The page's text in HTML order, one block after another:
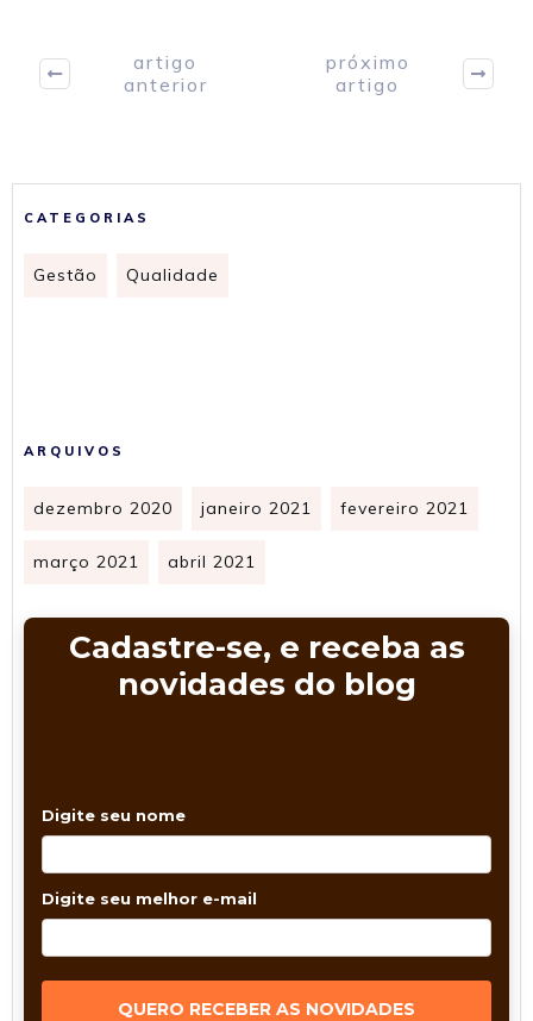
artigo
anterior
próximo
artigo
CATEGORIAS
Gestão Qualidade
ARQUIVOS
dezembro 2020 janeiro 2021 fevereiro 2021
março 2021 abril 2021
Cadastre-se, e receba as
novidades do blog
Digite seu nome
Digite seu melhor e-mail
QUERO RECEBER AS NOVIDADES